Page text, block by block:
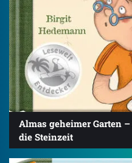
Almas geheimer Garten
die Steinzeit